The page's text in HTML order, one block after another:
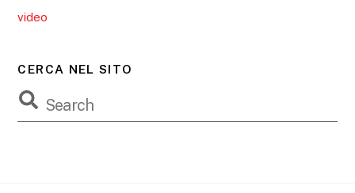
video
CERCA NEL SITO